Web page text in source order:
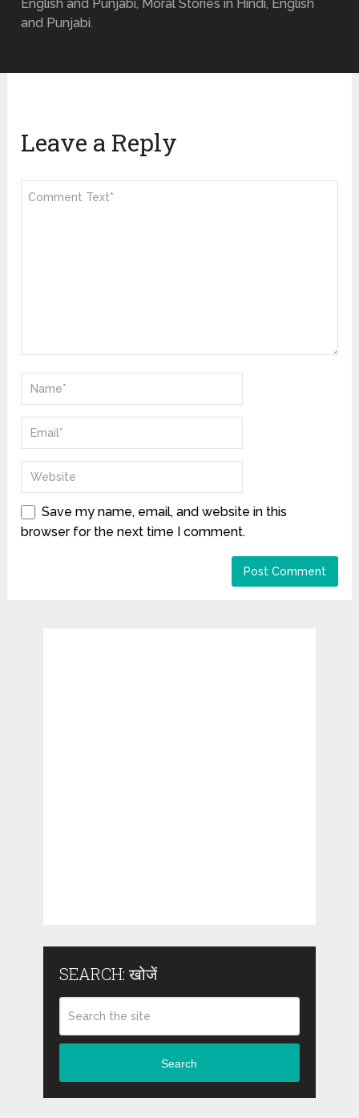
English and Punjabi, Moral Stories in Hindi, English
and Punjabi.
Leave a Reply
Save my name, email, and website in this
browser for the next time I comment.
SEARCH: खोजें
Search